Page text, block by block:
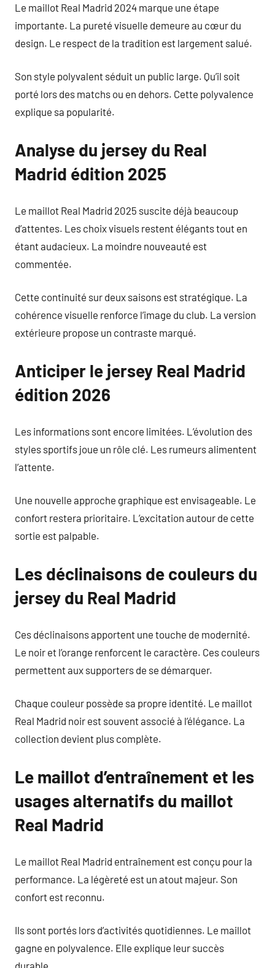
Le maillot Real Madrid 2024 marque une étape
importante. La pureté visuelle demeure au cœur du
design. Le respect de la tradition est largement salué.
Son style polyvalent séduit un public large. Qu’il soit
porté lors des matchs ou en dehors. Cette polyvalence
explique sa popularité.
Analyse du jersey du Real
Madrid édition 2025
Le maillot Real Madrid 2025 suscite déjà beaucoup
d’attentes. Les choix visuels restent élégants tout en
étant audacieux. La moindre nouveauté est
commentée.
Cette continuité sur deux saisons est stratégique. La
cohérence visuelle renforce l’image du club. La version
extérieure propose un contraste marqué.
Anticiper le jersey Real Madrid
édition 2026
Les informations sont encore limitées. L’évolution des
styles sportifs joue un rôle clé. Les rumeurs alimentent
l’attente.
Une nouvelle approche graphique est envisageable. Le
confort restera prioritaire. L’excitation autour de cette
sortie est palpable.
Les déclinaisons de couleurs du
jersey du Real Madrid
Ces déclinaisons apportent une touche de modernité.
Le noir et l’orange renforcent le caractère. Ces couleurs
permettent aux supporters de se démarquer.
Chaque couleur possède sa propre identité. Le maillot
Real Madrid noir est souvent associé à l’élégance. La
collection devient plus complète.
Le maillot d’entraînement et les
usages alternatifs du maillot
Real Madrid
Le maillot Real Madrid entraînement est conçu pour la
performance. La légèreté est un atout majeur. Son
confort est reconnu.
Ils sont portés lors d’activités quotidiennes. Le maillot
gagne en polyvalence. Elle explique leur succès
durable.